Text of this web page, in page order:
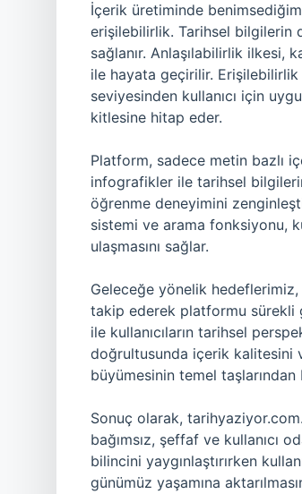
İçerik üretiminde
erişilebilirlik. Tarihsel bilgilerin
sağlanır. Anlaşılabilirlik ilkesi,
ile hayata geçirilir. Erişilebilirlik
seviyesinden kullanıcı için
kitlesine hitap eder.
Platform, sadece metin bazlı
infografikler ile tarihsel bilgilerin
öğrenme deneyimini
sistemi ve arama fonksiyonu,
ulaşmasını sağlar.
Geleceğe yönelik
takip ederek platformu sürekli
ile kullanıcıların tarihsel
doğrultusunda içerik kalitesini
büyümesinin temel taşlarından
Sonuç olarak,
bağımsız, şeffaf ve kullanıcı
bilincini yaygınlaştırırken
günümüz yaşamına